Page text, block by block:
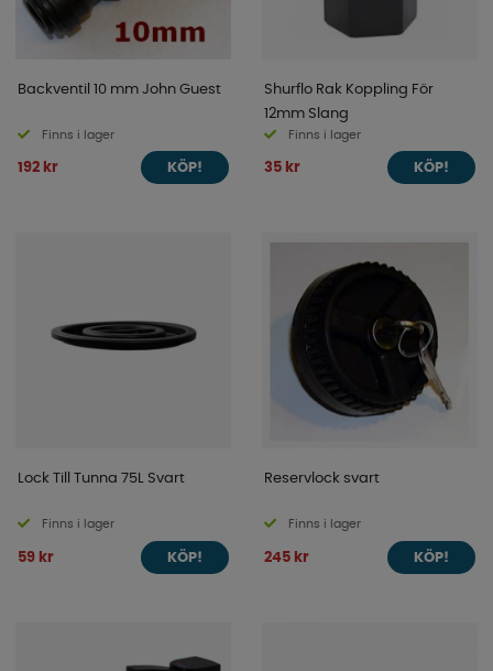
Backventil 10 mm John Guest
Finns i lager
192 kr KÖP!
Shurflo Rak Koppling För
12mm Slang
Finns i lager
35 kr KÖP!
Lock Till Tunna 75L Svart
Finns i lager
59 kr KÖP!
Reservlock svart
Finns i lager
245 kr KÖP!